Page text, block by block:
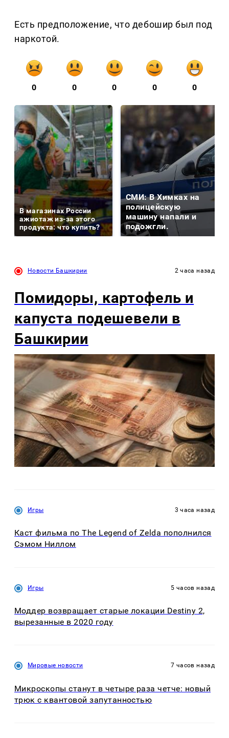
Есть предположение, что дебошир был под
наркотой.
0 0 0 0 0
В магазинах России
ажиотаж из-за этого
продукта: что купить?
СМИ: В Химках на
полицейскую
машину напали и
подожгли.
Новости Башкирии 2 часа назад
Помидоры, картофель и
капуста подешевели в
Башкирии
Игры 3 часа назад
Каст фильма по The Legend of Zelda пополнился
Сэмом Ниллом
Игры 5 часов назад
Моддер возвращает старые локации Destiny 2,
вырезанные в 2020 году
Мировые новости 7 часов назад
Микроскопы станут в четыре раза четче: новый
трюк с квантовой запутанностью